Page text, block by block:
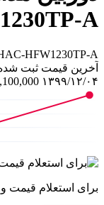
A
HFW1230TP-A
آخرین‌ قیمت ثبت‌
۱۳۹۹/۱۲/۰۴
برای استعلام قیمت